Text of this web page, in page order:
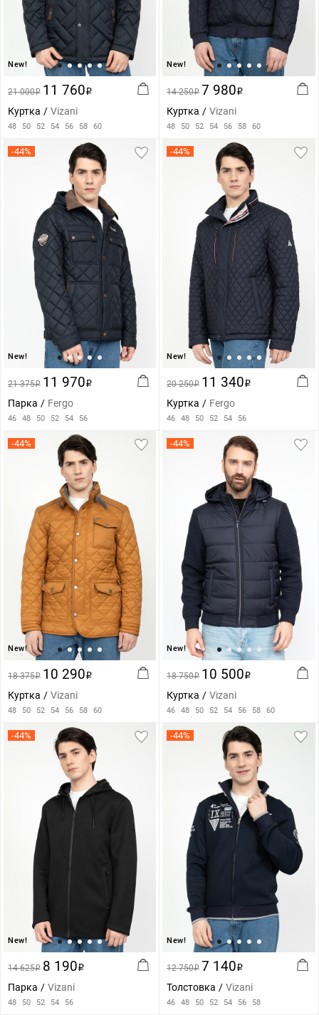
New!
21 000i 11 760i
Куртка Vizani
48 50 52 54 56 58 60
New!
14 250i 7 980i
Куртка Vizani
48 50 52 54 56 58 60
-44%
New!
21 375i 11 970i
Парка Fergo
46 48 50 52 54 56
-44%
New!
20 250i 11 340i
Куртка Fergo
46 48 50 52 54 56
-44%
New!
18 375i 10 290i
Куртка Vizani
48 50 52 54 56 58 60
-44%
New!
18 750i 10 500i
Куртка Vizani
46 48 50 52 54 56 58 60
-44%
New!
14 625i 8 190i
Парка Vizani
48 50 52 54 56
-44%
New!
12 750i 7 140i
Толстовка Vizani
46 48 50 52 54 56 58